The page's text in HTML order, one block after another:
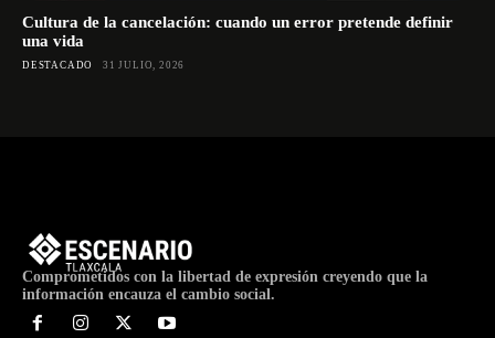
Cultura de la cancelación: cuando un error pretende definir
una vida
DESTACADO 31 JULIO, 2026
Comprometidos con la libertad de expresión creyendo que la
información encauza el cambio social.